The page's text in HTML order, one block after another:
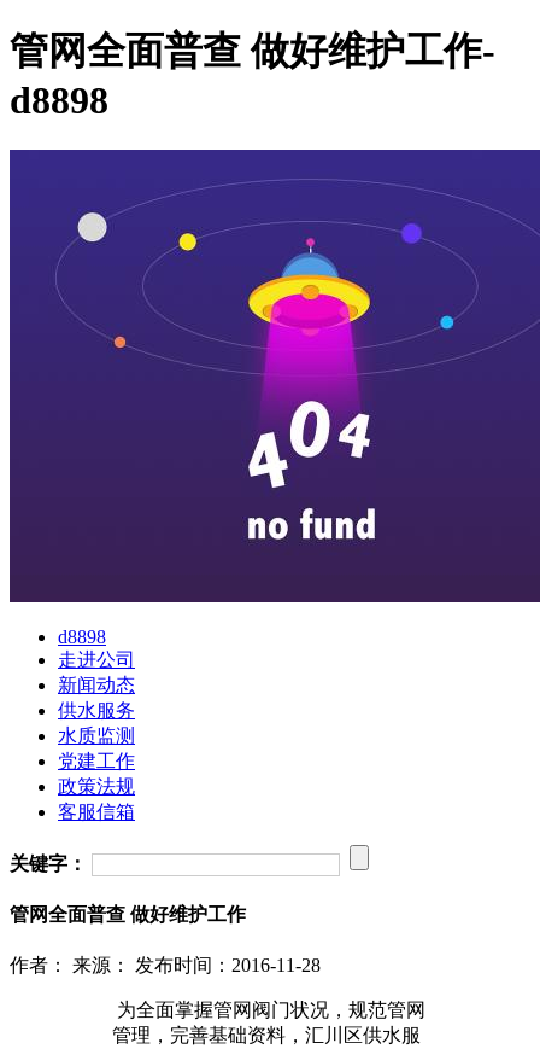
管网全面普查 做好维护工作-
d8898
d8898
走进公司
新闻动态
供水服务
水质监测
党建工作
政策法规
客服信箱
关键字：
管网全面普查 做好维护工作
作者： 来源： 发布时间：2016-11-28
为全面掌握管网阀门状况，规范管网
管理，完善基础资料，汇川区供水服